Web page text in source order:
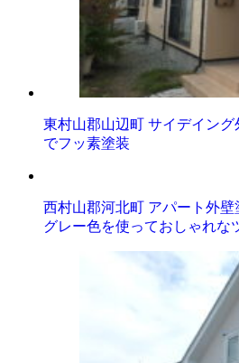
東村山郡山辺町 サイデイン
でフッ素塗装
西村山郡河北町 アパート外
グレー色を使っておしゃれな